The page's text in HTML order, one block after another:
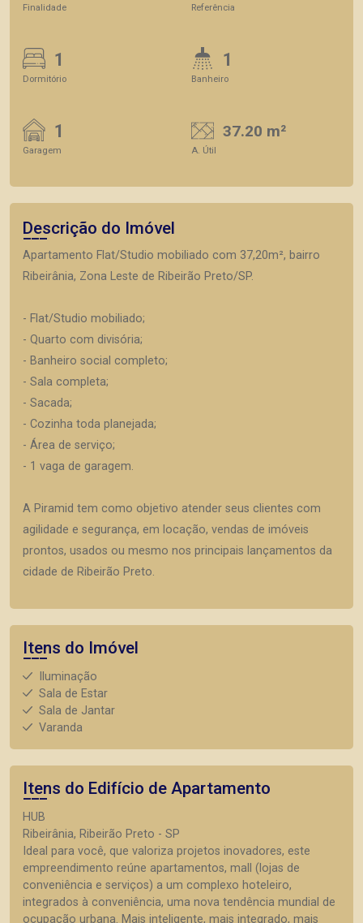
Finalidade Referência
1
Dormitório
1
Banheiro
1
Garagem
37.20 m²
A. Útil
Descrição do Imóvel
Apartamento Flat/Studio mobiliado com 37,20m², bairro
Ribeirânia, Zona Leste de Ribeirão Preto/SP.
- Flat/Studio mobiliado;
- Quarto com divisória;
- Banheiro social completo;
- Sala completa;
- Sacada;
- Cozinha toda planejada;
- Área de serviço;
- 1 vaga de garagem.
A Piramid tem como objetivo atender seus clientes com
agilidade e segurança, em locação, vendas de imóveis
prontos, usados ou mesmo nos principais lançamentos da
cidade de Ribeirão Preto.
Itens do Imóvel
Iluminação
Sala de Estar
Sala de Jantar
Varanda
Itens do Edifício de Apartamento
HUB
Ribeirânia, Ribeirão Preto - SP
Ideal para você, que valoriza projetos inovadores, este
empreendimento reúne apartamentos, mall (lojas de
conveniência e serviços) a um complexo hoteleiro,
integrados à conveniência, uma nova tendência mundial de
ocupação urbana. Mais inteligente, mais integrado, mais